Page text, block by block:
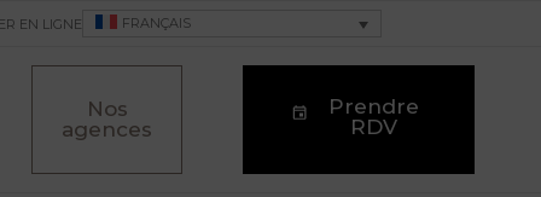
EN LIGNE FRANÇAIS
Nos
agences
Prendre
RDV